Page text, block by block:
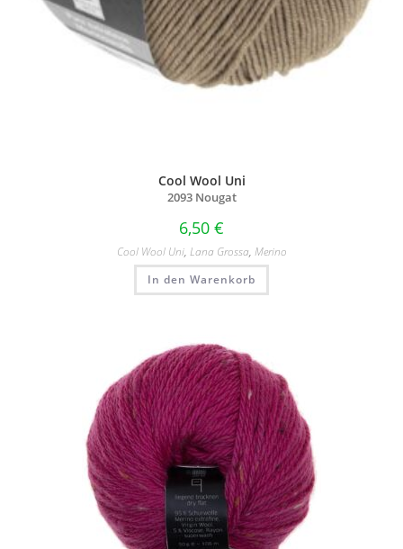
Cool Wool Uni
2093 Nougat
6,50 €
Cool Wool Uni, Lana Grossa, Merino
In den Warenkorb